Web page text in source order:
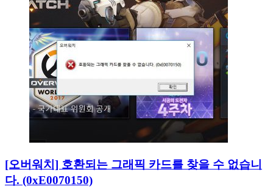
[오버워치] 호환되는 그래픽 카드를 찾을 수 없습니
다. (0xE0070150)